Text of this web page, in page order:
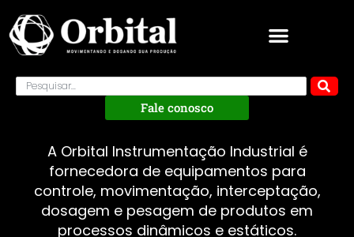
Fale conosco
A Orbital Instrumentação Industrial é
fornecedora de equipamentos para
controle, movimentação, interceptação,
dosagem e pesagem de produtos em
processos dinâmicos e estáticos.